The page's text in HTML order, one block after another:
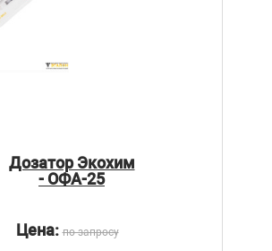
Дозатор Экохим
- ОФА-25
Цена:по запросу